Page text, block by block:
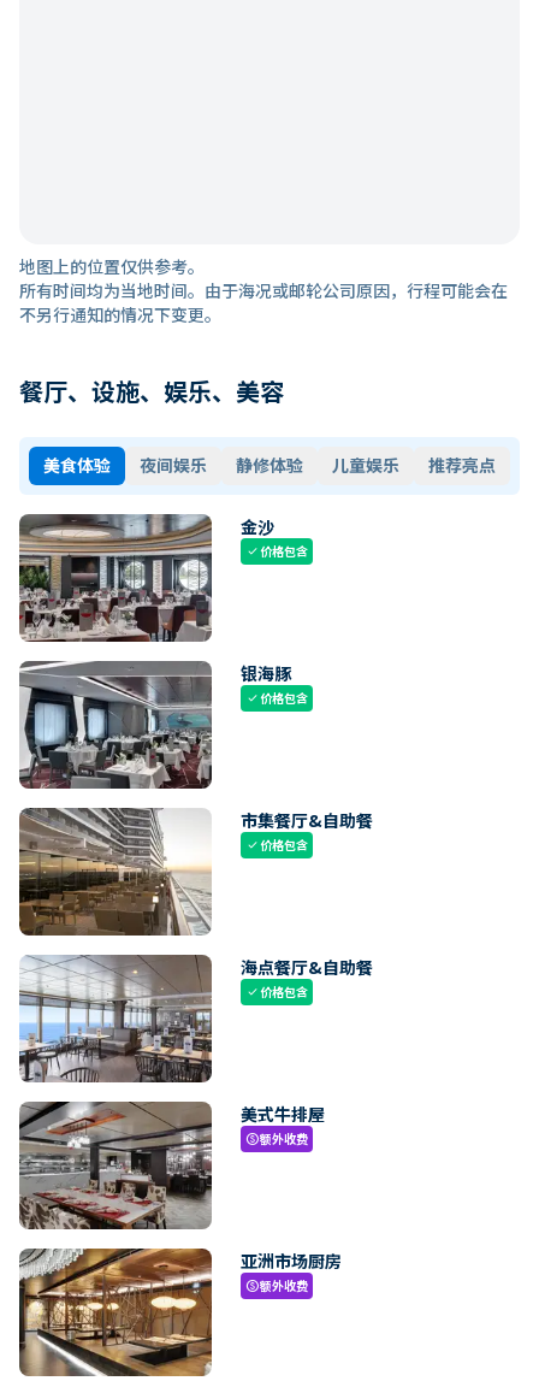
地图上的位置仅供参考。
所有时间均为当地时间。由于海况或邮轮公司原因，行程可能会在
不另行通知的情况下变更。
餐厅、设施、娱乐、美容
美食体验 夜间娱乐 静修体验 儿童娱乐 推荐亮点
金沙
check价格包含
银海豚
check价格包含
市集餐厅&自助餐
check价格包含
海点餐厅&自助餐
check价格包含
美式牛排屋
paid额外收费
亚洲市场厨房
paid额外收费